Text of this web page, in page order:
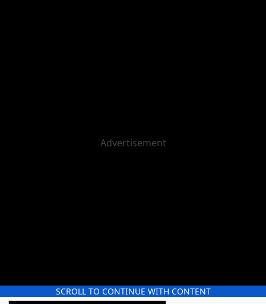
SCROLL TO CONTINUE WITH CONTENT